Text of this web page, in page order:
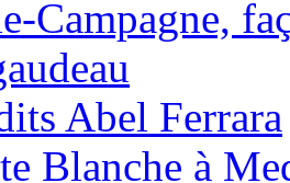
Campagne,
Abel Ferrara
Blanche à